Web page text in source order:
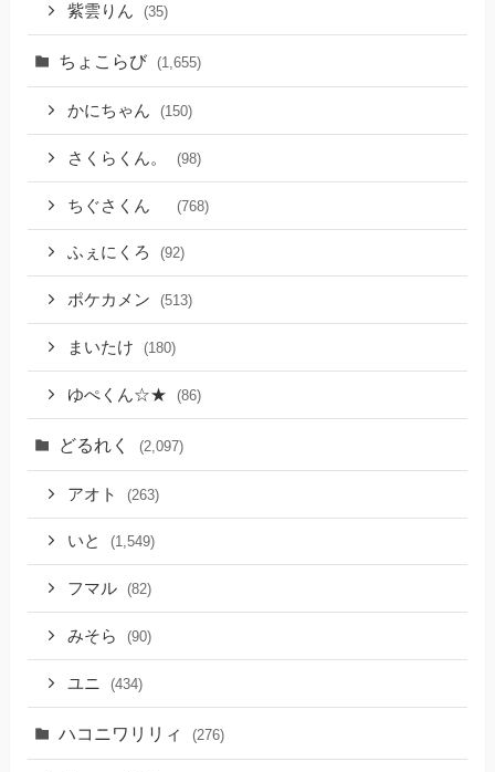
紫雲りん (35)
ちょこらび (1,655)
かにちゃん (150)
さくらくん。 (98)
ちぐさくん (768)
ふぇにくろ (92)
ポケカメン (513)
まいたけ (180)
ゆぺくん☆★ (86)
どるれく (2,097)
アオト (263)
いと (1,549)
フマル (82)
みそら (90)
ユニ (434)
ハコニワリリィ (276)